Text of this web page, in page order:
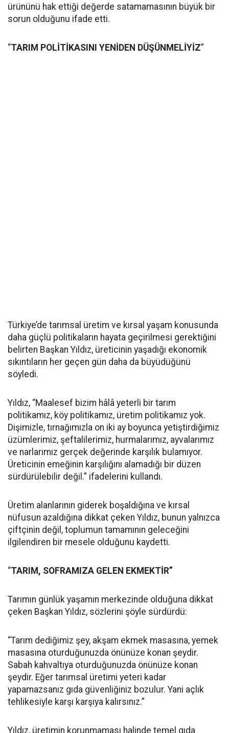
ürününü hak ettiği değerde satamamasının büyük bir
sorun olduğunu ifade etti.
“TARIM POLİTİKASINI YENİDEN DÜŞÜNMELİYİZ”
Türkiye’de tarımsal üretim ve kırsal yaşam konusunda
daha güçlü politikaların hayata geçirilmesi gerektiğini
belirten Başkan Yıldız, üreticinin yaşadığı ekonomik
sıkıntıların her geçen gün daha da büyüdüğünü
söyledi.
Yıldız, “Maalesef bizim hâlâ yeterli bir tarım
politikamız, köy politikamız, üretim politikamız yok.
Dişimizle, tırnağımızla on iki ay boyunca yetiştirdiğimiz
üzümlerimiz, şeftalilerimiz, hurmalarımız, ayvalarımız
ve narlarımız gerçek değerinde karşılık bulamıyor.
Üreticinin emeğinin karşılığını alamadığı bir düzen
sürdürülebilir değil.” ifadelerini kullandı.
Üretim alanlarının giderek boşaldığına ve kırsal
nüfusun azaldığına dikkat çeken Yıldız, bunun yalnızca
çiftçinin değil, toplumun tamamının geleceğini
ilgilendiren bir mesele olduğunu kaydetti.
“TARIM, SOFRAMIZA GELEN EKMEKTİR”
Tarımın günlük yaşamın merkezinde olduğuna dikkat
çeken Başkan Yıldız, sözlerini şöyle sürdürdü:
“Tarım dediğimiz şey, akşam ekmek masasına, yemek
masasına oturduğunuzda önünüze konan şeydir.
Sabah kahvaltıya oturduğunuzda önünüze konan
şeydir. Eğer tarımsal üretimi yeteri kadar
yapamazsanız gıda güvenliğiniz bozulur. Yani açlık
tehlikesiyle karşı karşıya kalırsınız.”
Yıldız, üretimin korunmaması halinde temel gıda